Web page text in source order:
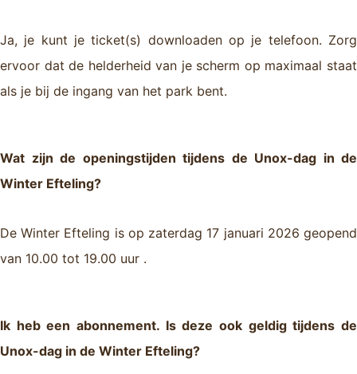
Ja, je kunt je ticket(s) downloaden op je telefoon. Zorg
ervoor dat de helderheid van je scherm op maximaal staat
als je bij de ingang van het park bent.
Wat zijn de openingstijden tijdens de Unox-dag in de
Winter Efteling?
De Winter Efteling is op zaterdag 17 januari 2026 geopend
van 10.00 tot 19.00 uur .
Ik heb een abonnement. Is deze ook geldig tijdens de
Unox-dag in de Winter Efteling?